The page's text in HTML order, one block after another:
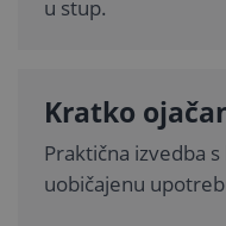
u stup.
Kratko
Praktična izvedba
uobičajenu